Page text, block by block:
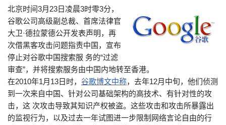
北京时间3月23日凌晨3时零3分，
谷歌公司高级副总裁、首席法律官
大卫·德拉蒙德公开发表声明，再
次借黑客攻击问题指责中国，宣布
停止对谷歌中国搜索服 务的“过滤
审查”，并将搜索服务由中国内地转至香港。
在2010年1月13日时， 谷歌博文中称，去年12月中旬，他们侦测
到一次来自中国、针对公司基础架构的高技术、有针对性的攻
击，这 次攻击导致其知识产权被盗。这些攻击和攻击所暴露出
的监视行为，以及过去一年试图进一步限制网络言论自由的行